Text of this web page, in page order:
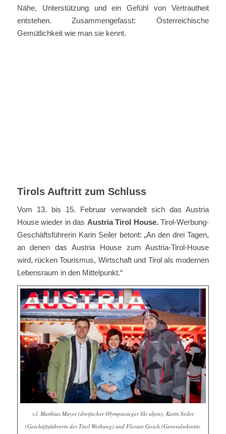
Nähe, Unterstützung und ein Gefühl von Vertrautheit
entstehen. Zusammengefasst: Österreichische
Gemütlichkeit wie man sie kennt.
Tirols Auftritt zum Schluss
Vom 13. bis 15. Februar verwandelt sich das Austria
House wieder in das Austria Tirol House.Tirol-Werbung-
Geschäftsführerin Karin Seiler betont: „An den drei Tagen,
an denen das Austria House zum Austria-Tirol-House
wird, rücken Tourismus, Wirtschaft und Tirol als modernen
Lebensraum in den Mittelpunkt.“
v.l. Matthias Mayer (dreifacher Olympiasieger Ski alpin), Karin Seiler
(Geschäftsführerin der Tirol Werbung) und Florian Gosch (Generalsekretär